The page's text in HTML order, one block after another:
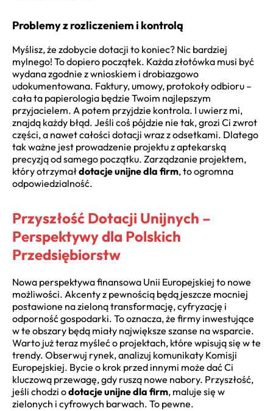
Problemy z rozliczeniem i kontrolą
Myślisz, że zdobycie dotacji to koniec? Nic bardziej
mylnego! To dopiero początek. Każda złotówka musi być
wydana zgodnie z wnioskiem i drobiazgowo
udokumentowana. Faktury, umowy, protokoły odbioru –
cała ta papierologia będzie Twoim najlepszym
przyjacielem. A potem przyjdzie kontrola. I uwierz mi,
znajdą każdy błąd. Jeśli coś pójdzie nie tak, grozi Ci zwrot
części, a nawet całości dotacji wraz z odsetkami. Dlatego
tak ważne jest prowadzenie projektu z aptekarską
precyzją od samego początku. Zarządzanie projektem,
który otrzymałdotacje unijne dla firm, to ogromna
odpowiedzialność.
Przyszłość Dotacji Unijnych –
Perspektywy dla Polskich
Przedsiębiorstw
Nowa perspektywa finansowa Unii Europejskiej to nowe
możliwości. Akcenty z pewnością będą jeszcze mocniej
postawione na zieloną transformację, cyfryzację i
odporność gospodarki. To oznacza, że firmy inwestujące
w te obszary będą miały największe szanse na wsparcie.
Warto już teraz myśleć o projektach, które wpisują się w te
trendy. Obserwuj rynek, analizuj komunikaty Komisji
Europejskiej. Bycie o krok przed innymi może dać Ci
kluczową przewagę, gdy ruszą nowe nabory. Przyszłość,
jeśli chodzi odotacje unijne dla firm, maluje się w
zielonych i cyfrowych barwach. To pewne.